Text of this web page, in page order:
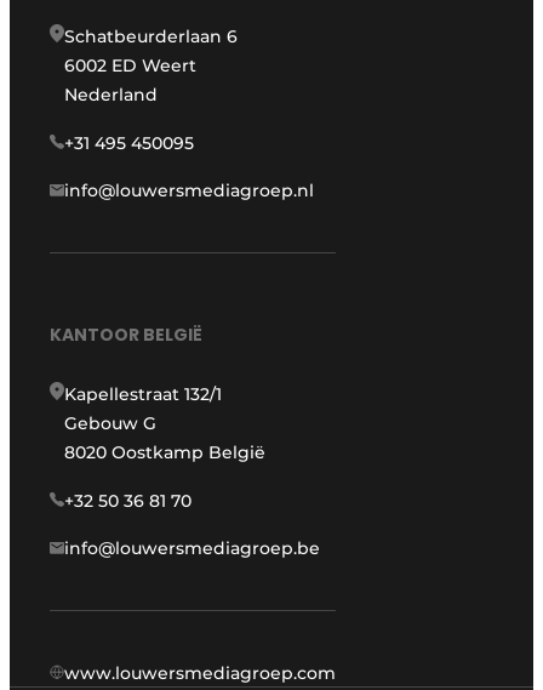
Schatbeurderlaan 6
6002 ED Weert
Nederland
+31 495 450095
info@louwersmediagroep.nl
KANTOOR BELGIË
Kapellestraat 132/1
Gebouw G
8020 Oostkamp België
+32 50 36 81 70
info@louwersmediagroep.be
www.louwersmediagroep.com